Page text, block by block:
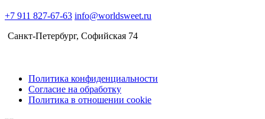
+7 911 827-67-63 info@worldsweet.ru
Санкт-Петербург​, Софийская 74
Политика конфиденциальности
Согласие на обработку
Политика в отношении cookie